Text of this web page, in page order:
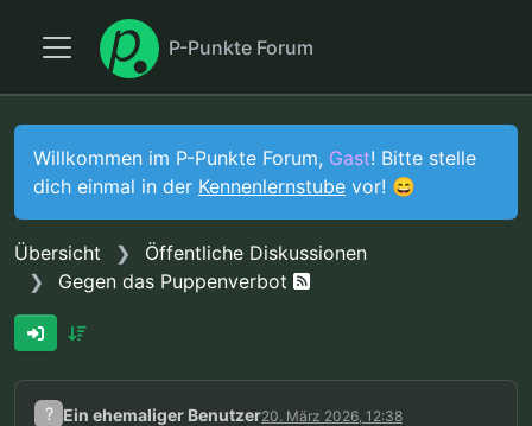
P-Punkte Forum
Willkommen im P-Punkte Forum, Gast! Bitte stelle
dich einmal in der Kennenlernstube vor! 😄
Übersicht
Öffentliche Diskussionen
Gegen das Puppenverbot
? Ein ehemaliger Benutzer20. März 2026, 12:38